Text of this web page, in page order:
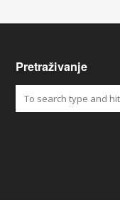
Pretraživanje